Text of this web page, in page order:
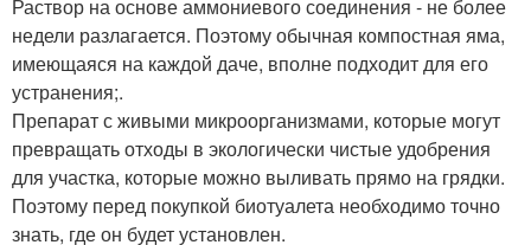
Раствор на основе аммониевого соединения - не более
недели разлагается. Поэтому обычная компостная яма,
имеющаяся на каждой даче, вполне подходит для его
устранения;.
Препарат с живыми микроорганизмами, которые могут
превращать отходы в экологически чистые удобрения
для участка, которые можно выливать прямо на грядки.
Поэтому перед покупкой биотуалета необходимо точно
знать, где он будет установлен.